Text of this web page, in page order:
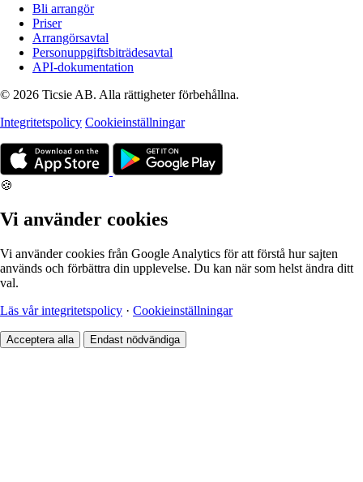
Bli arrangör
Priser
Arrangörsavtal
Personuppgiftsbiträdesavtal
API-dokumentation
© 2026 Ticsie AB. Alla rättigheter förbehållna.
Integritetspolicy Cookieinställningar
🍪
Vi använder cookies
Vi använder cookies från Google Analytics för att förstå hur sajten
används och förbättra din upplevelse. Du kan när som helst ändra ditt
val.
Läs vår integritetspolicy · Cookieinställningar
Acceptera alla Endast nödvändiga